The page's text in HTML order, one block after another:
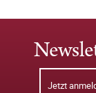
Jetzt